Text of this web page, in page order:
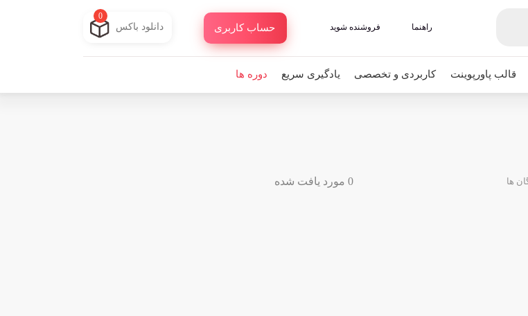
راهنما فروشنده شوید حساب کاربری دانلود باکس
0
قالب پاورپوینت کاربردی و تخصصی یادگیری سریع دوره ها
ها 0 مورد یافت شده